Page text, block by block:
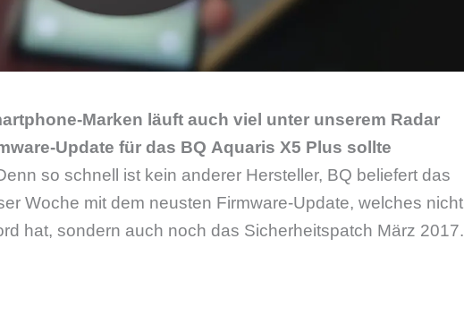
Marken läuft auch viel unter unserem Radar
Update für das BQ Aquaris X5 Plus sollte
so schnell ist kein anderer Hersteller, BQ beliefert das
Woche mit dem neusten Firmware-Update, welches nicht
hat, sondern auch noch das Sicherheitspatch März 2017.